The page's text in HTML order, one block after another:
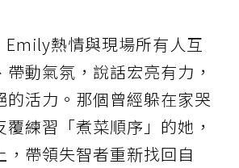
Emily熱情與現場所有人互
動氣氛，說話宏亮有力，
的活力。那個曾經躲在家哭
練習「煮菜順序」的她，
，帶領失智者重新找回自